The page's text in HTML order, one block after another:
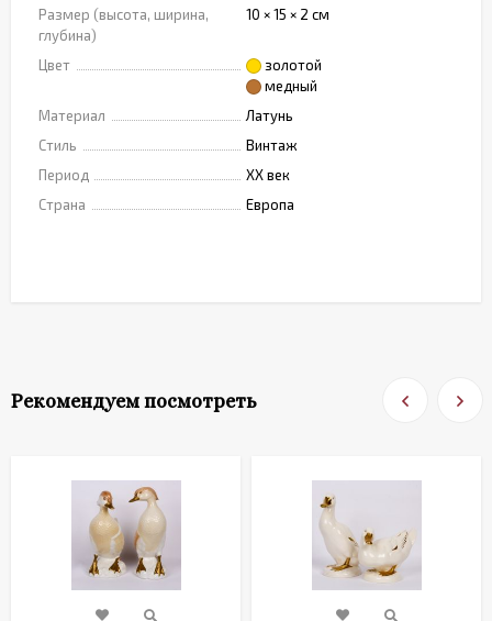
Размер (высота, ширина,
глубина)
10 × 15 × 2 см
Цвет
золотой
медный
Материал
Латунь
Стиль
Винтаж
Период
XX век
Страна
Европа
Рекомендуем посмотреть